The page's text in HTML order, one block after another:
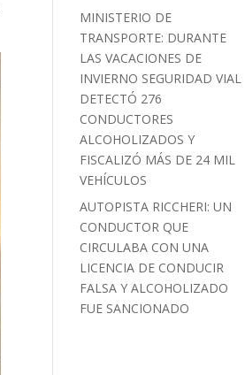
MINISTERIO DE
TRANSPORTE: DURANTE
LAS VACACIONES DE
INVIERNO SEGURIDAD VIAL
DETECTÓ 276
CONDUCTORES
ALCOHOLIZADOS Y
FISCALIZÓ MÁS DE 24 MIL
VEHÍCULOS
AUTOPISTA RICCHERI: UN
CONDUCTOR QUE
CIRCULABA CON UNA
LICENCIA DE CONDUCIR
FALSA Y ALCOHOLIZADO
FUE SANCIONADO